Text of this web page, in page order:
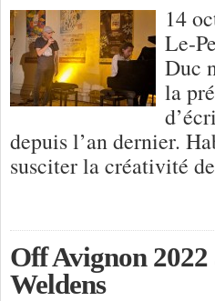
14
Le-
Duc
la
depuis l’an dernier.
susciter la créativité
Off Avignon
Weldens